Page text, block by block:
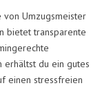
Umzugsmeister
bietet transparente
erhältst du ein gutes
einen stressfreien